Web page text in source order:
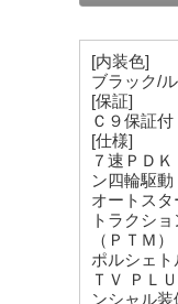
[内装色]
ブラック/
[保証]
Ｃ９保証付
[仕様]
７速ＰＤ
ン四輪駆動
オートス
トラクシ
（ＰＴＭ）
ポルシェト
ＴＶ ＰＬ
ンシャル装